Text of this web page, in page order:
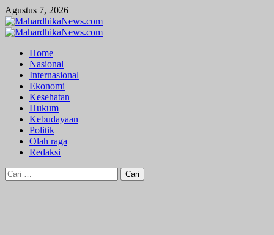
Skip
to
content
Agustus 7, 2026
Primary
Home
Nasional
Internasional
Ekonomi
Kesehatan
Hukum
Kebudayaan
Politik
Olah raga
Redaksi
Cari
untuk: